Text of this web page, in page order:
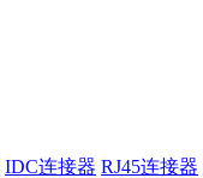
IDC连接器 RJ45连接器